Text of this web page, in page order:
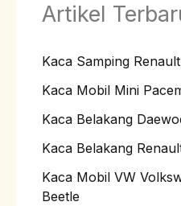
Artikel
Kaca Samping
Kaca Mobil Mini
Kaca Belakang
Kaca Belakang
Kaca Mobil VW
Beetle